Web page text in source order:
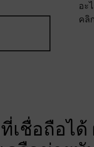
อะ
คลิ
เชื่อถือไ